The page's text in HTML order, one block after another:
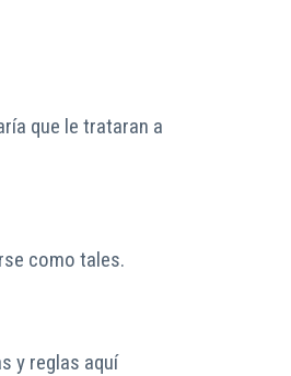
que le trataran a
como tales.
y reglas aquí